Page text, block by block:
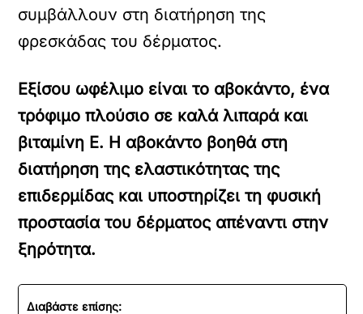
συμβάλλουν στη διατήρηση της
φρεσκάδας του δέρματος.
Εξίσου ωφέλιμο είναι το αβοκάντο, ένα
τρόφιμο πλούσιο σε καλά λιπαρά και
βιταμίνη Ε. Η αβοκάντο βοηθά στη
διατήρηση της ελαστικότητας της
επιδερμίδας και υποστηρίζει τη φυσική
προστασία του δέρματος απέναντι στην
ξηρότητα.
Διαβάστε επίσης: